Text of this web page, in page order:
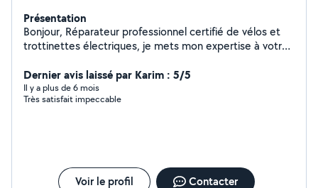
Présentation
Bonjour, Réparateur professionnel certifié de vélos et
trottinettes électriques, je mets mon expertise à votre
marques. Diagnostic électrique, crevaisons, réparation
de batteries : intervention rapide et soignée. N'hésitez
pas à me contacter pour redonner vie à votre mobilité.
Dernier avis laissé par Karim : 5/5
Il y a plus de 6 mois
Très satisfait impeccable
Voir le profil Contacter